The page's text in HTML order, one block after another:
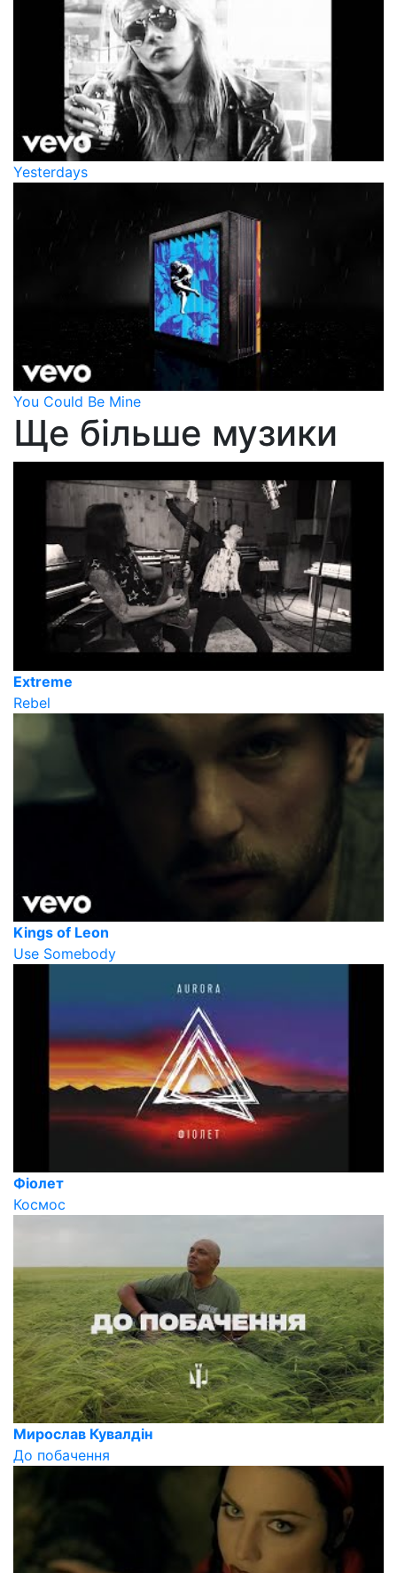
Yesterdays
You Could Be Mine
Ще більше музики
Extreme
Rebel
Kings of Leon
Use Somebody
Фіолет
Космос
Мирослав Кувалдін
До побачення